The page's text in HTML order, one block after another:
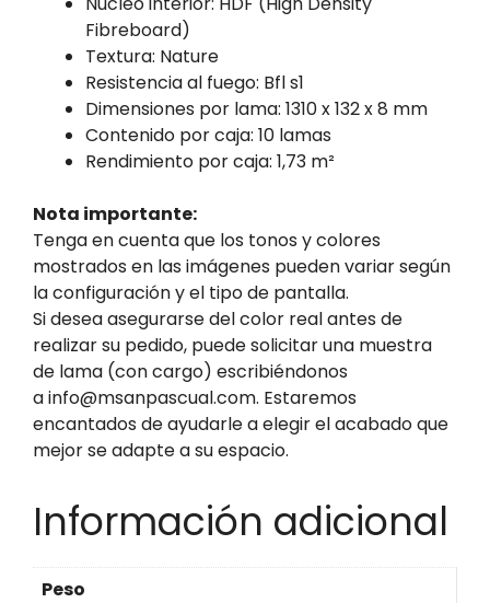
Fibreboard)
Textura: Nature
Resistencia al fuego: Bfl s1
Dimensiones por lama: 1310 x 132 x 8 mm
Contenido por caja: 10 lamas
Rendimiento por caja: 1,73 m²
Nota importante:
Tenga en cuenta que los tonos y colores
mostrados en las imágenes pueden variar según
la configuración y el tipo de pantalla.
Si desea asegurarse del color real antes de
realizar su pedido, puede solicitar una muestra
de lama (con cargo) escribiéndonos
a info@msanpascual.com. Estaremos
encantados de ayudarle a elegir el acabado que
mejor se adapte a su espacio.
Información adicional
Peso